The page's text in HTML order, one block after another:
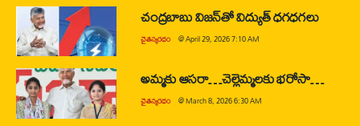
చంద్రబాబు విజన్‌తో విద్యుత్ ధగధగలు
చైతన్యరధం @April 29, 2026 7:10 AM
అమ్మకు ఆసరా…చెల్లెమ్మలకు భరోసా…
చైతన్యరధం @March 8, 2026 6:30 AM